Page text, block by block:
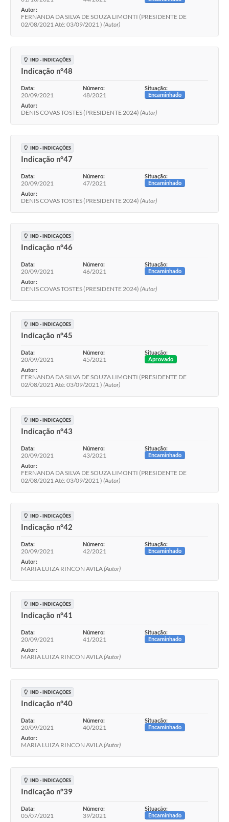
Autor:
FERNANDA DA SILVA DE SOUZA LIMONTI (PRESIDENTE DE
02/08/2021 Até: 03/09/2021 ) (Autor)
IND - INDICAÇÕES
Indicação n°48
Data:
20/09/2021
Número:
48/2021
Situação:
Encaminhado
Autor:
DENIS COVAS TOSTES (PRESIDENTE 2024) (Autor)
IND - INDICAÇÕES
Indicação n°47
Data:
20/09/2021
Número:
47/2021
Situação:
Encaminhado
Autor:
DENIS COVAS TOSTES (PRESIDENTE 2024) (Autor)
IND - INDICAÇÕES
Indicação n°46
Data:
20/09/2021
Número:
46/2021
Situação:
Encaminhado
Autor:
DENIS COVAS TOSTES (PRESIDENTE 2024) (Autor)
IND - INDICAÇÕES
Indicação n°45
Data:
20/09/2021
Número:
45/2021
Situação:
Aprovado
Autor:
FERNANDA DA SILVA DE SOUZA LIMONTI (PRESIDENTE DE
02/08/2021 Até: 03/09/2021 ) (Autor)
IND - INDICAÇÕES
Indicação n°43
Data:
20/09/2021
Número:
43/2021
Situação:
Encaminhado
Autor:
FERNANDA DA SILVA DE SOUZA LIMONTI (PRESIDENTE DE
02/08/2021 Até: 03/09/2021 ) (Autor)
IND - INDICAÇÕES
Indicação n°42
Data:
20/09/2021
Número:
42/2021
Situação:
Encaminhado
Autor:
MARIA LUIZA RINCON AVILA(Autor)
IND - INDICAÇÕES
Indicação n°41
Data:
20/09/2021
Número:
41/2021
Situação:
Encaminhado
Autor:
MARIA LUIZA RINCON AVILA(Autor)
IND - INDICAÇÕES
Indicação n°40
Data:
20/09/2021
Número:
40/2021
Situação:
Encaminhado
Autor:
MARIA LUIZA RINCON AVILA(Autor)
IND - INDICAÇÕES
Indicação n°39
Data:
05/07/2021
Número:
39/2021
Situação:
Encaminhado